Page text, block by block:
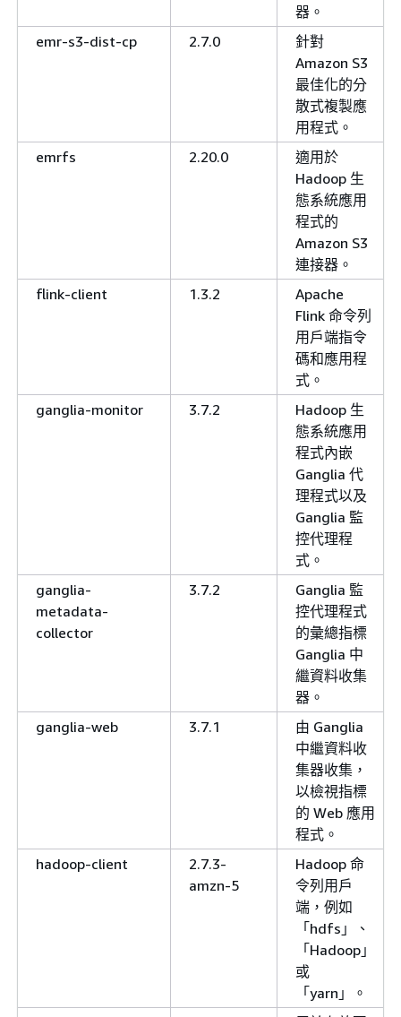
器。
emr-s3-dist-cp
2.7.0
針對
Amazon S3
最佳化的分
散式複製應
用程式。
emrfs
2.20.0
適用於
Hadoop 生
態系統應用
程式的
Amazon S3
連接器。
flink-client
1.3.2
Apache
Flink 命令列
用戶端指令
碼和應用程
式。
ganglia-monitor
3.7.2
Hadoop 生
態系統應用
程式內嵌
Ganglia 代
理程式以及
Ganglia 監
控代理程
式。
ganglia-
metadata-
collector
3.7.2
Ganglia 監
控代理程式
的彙總指標
Ganglia 中
繼資料收集
器。
ganglia-web
3.7.1
由 Ganglia
中繼資料收
集器收集，
以檢視指標
的 Web 應用
程式。
hadoop-client
2.7.3-
amzn-5
Hadoop 命
令列用戶
端，例如
「hdfs」、
「Hadoop」
或
「yarn」。